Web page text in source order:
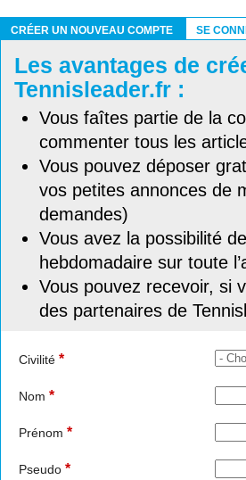
CRÉER UN NOUVEAU COMPTE
SE
Les avantages de
Tennisleader.fr :
Vous faîtes partie de la
commenter tous les
Vous pouvez déposer
vos petites annonces de
demandes)
Vous avez la possibilité
hebdomadaire sur toute
Vous pouvez recevoir, si
des partenaires de
Civilité *
Nom *
Prénom *
Pseudo *